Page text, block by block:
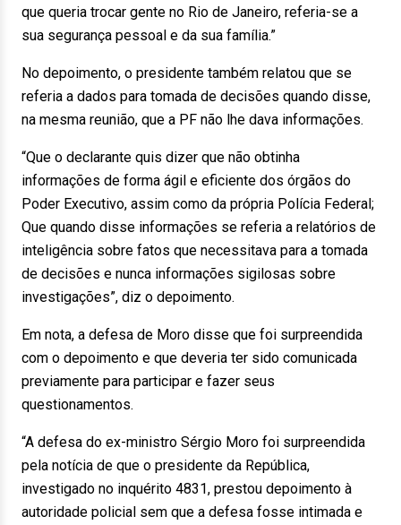
que queria trocar gente no Rio de Janeiro, referia-se a
sua segurança pessoal e da sua família.”
No depoimento, o presidente também relatou que se
referia a dados para tomada de decisões quando disse,
na mesma reunião, que a PF não lhe dava informações.
“Que o declarante quis dizer que não obtinha
informações de forma ágil e eficiente dos órgãos do
Poder Executivo, assim como da própria Polícia Federal;
Que quando disse informações se referia a relatórios de
inteligência sobre fatos que necessitava para a tomada
de decisões e nunca informações sigilosas sobre
investigações”, diz o depoimento.
Em nota, a defesa de Moro disse que foi surpreendida
com o depoimento e que deveria ter sido comunicada
previamente para participar e fazer seus
questionamentos.
“A defesa do ex-ministro Sérgio Moro foi surpreendida
pela notícia de que o presidente da República,
investigado no inquérito 4831, prestou depoimento à
autoridade policial sem que a defesa fosse intimada e